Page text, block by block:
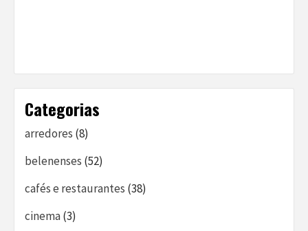
Categorias
arredores (8)
belenenses (52)
cafés e restaurantes (38)
cinema(3)